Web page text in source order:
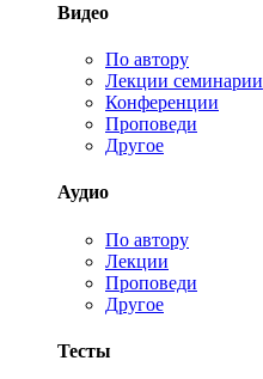
Видео
По автору
Лекции семинарии
Конференции
Проповеди
Другое
Аудио
По автору
Лекции
Проповеди
Другое
Тесты